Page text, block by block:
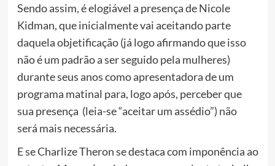
Sendo assim, é elogiável a presença de Nicole
Kidman, que inicialmente vai aceitando parte
daquela objetificação (já logo afirmando que isso
não é um padrão a ser seguido pela mulheres)
durante seus anos como apresentadora de um
programa matinal para, logo após, perceber que
sua presença (leia-se “aceitar um assédio”) não
será mais necessária.
E se Charlize Theron se destaca com imponência ao